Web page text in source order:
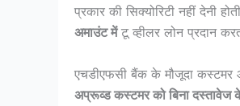
प्रकार की सिक्योरिटी नहीं देनी
अमाउंट मेंटू व्हीलर लोन प्रदान
एचडीएफसी बैंक के मौजूदा कस्टमर
अप्रूव्ड कस्टमर को बिना